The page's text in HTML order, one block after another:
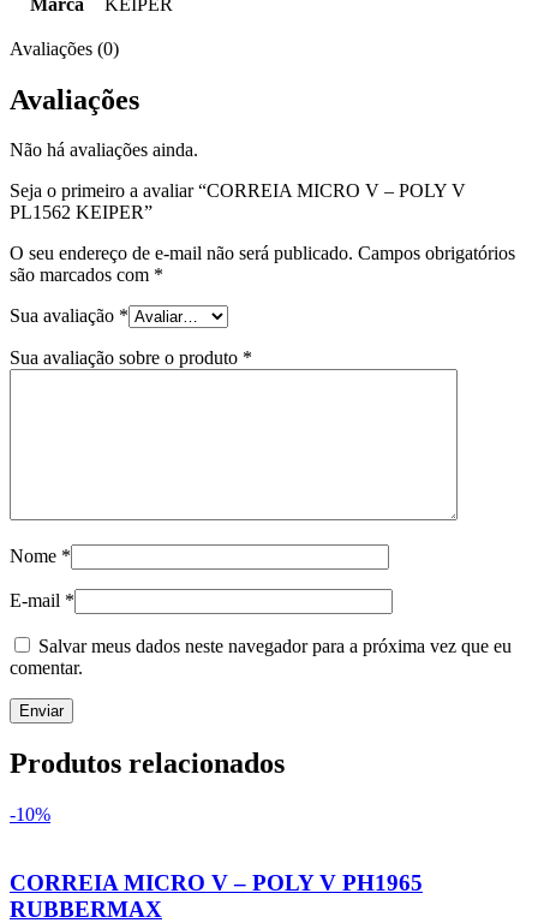
Avaliações (0)
Avaliações
Não há avaliações ainda.
Seja o primeiro a avaliar “CORREIA MICRO V – POLY V
PL1562 KEIPER”
O seu endereço de e-mail não será publicado. Campos obrigatórios
são marcados com *
Sua avaliação *
Sua avaliação sobre o produto *
Nome *
E-mail *
Salvar meus dados neste navegador para a próxima vez que eu
comentar.
Produtos relacionados
-10%
CORREIA MICRO V – POLY V PH1965
RUBBERMAX